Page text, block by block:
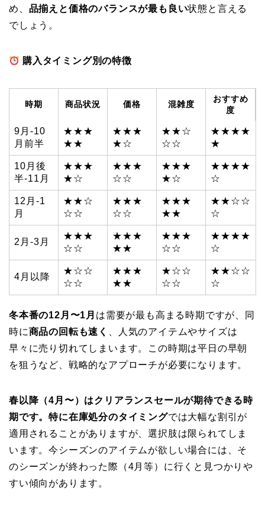
め、 品揃えと価格のバランスが最も良い状態と言える
でしょう。
購入タイミング別の特徴
時期 商品状況 価格 混雑度
おすすめ
度
9月-10
月前半
★★★
★★
★★★
★☆
★★☆
☆☆
★★★★
★
10月後
半-11月
★★★
★☆
★★★
☆☆
★★★
★☆
★★★★
☆
12月-1
月
★★☆
☆☆
★★★
☆☆
★★★
★★
★★☆☆
☆
2月-3月
★★★
☆☆
★★★
★★
★★★
☆☆
★★★★
☆
4月以降
★☆☆
☆☆
★★★
★★
★☆☆
☆☆
★★☆☆
☆
冬本番の12月〜1月 は需要が最も高まる時期ですが、同
時に商品の回転も速く
、人気のアイテムやサイズは
早々に売り切れてしまいます。この時期は平日の早朝
を狙うなど、戦略的なアプローチが必要になります。
春以降（4月〜）はクリアランスセールが期待できる時
期です。特に在庫処分のタイミングでは大幅な割引が
適用されることがありますが、選択肢は限られてしま
います。今シーズンのアイテムが欲しい場合には、そ
のシーズンが終わった際（4月等）に行くと見つかりや
すい傾向があります。